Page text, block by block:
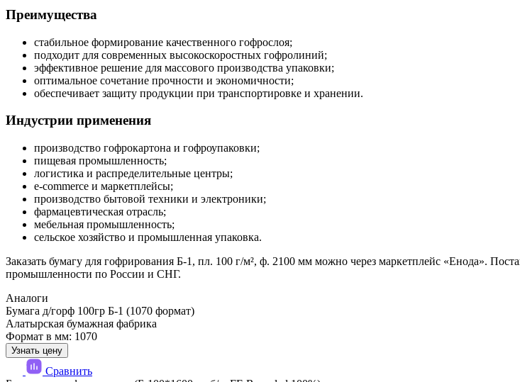
Преимущества
стабильное формирование качественного гофрослоя;
подходит для современных высокоскоростных гофролиний;
эффективное решение для массового производства упаковки;
оптимальное сочетание прочности и экономичности;
обеспечивает защиту продукции при транспортировке и хранении.
Индустрии применения
производство гофрокартона и гофроупаковки;
пищевая промышленность;
логистика и распределительные центры;
e-commerce и маркетплейсы;
производство бытовой техники и электроники;
фармацевтическая отрасль;
мебельная промышленность;
сельское хозяйство и промышленная упаковка.
Заказать бумагу для гофрирования Б-1, пл. 100 г/м², ф. 2100 мм можно через маркетплейс «Енода».
промышленности по России и СНГ.
Аналоги
Бумага д/горф 100гр Б-1 (1070 формат)
Алатырская бумажная фабрика
Формат в мм: 1070
Узнать цену
Сравнить